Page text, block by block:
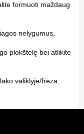
formuoti maždaug
nelygumus,
plokštelę bei atlikite
valiklyje/freza.